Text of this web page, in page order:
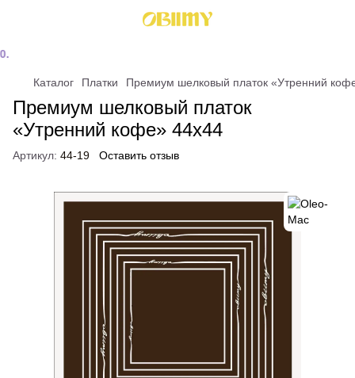
Каталог Платки Премиум шелковый платок «Утренний
Премиум шелковый платок
«Утренний кофе» 44х44
Артикул: 44-19 Оставить отзыв